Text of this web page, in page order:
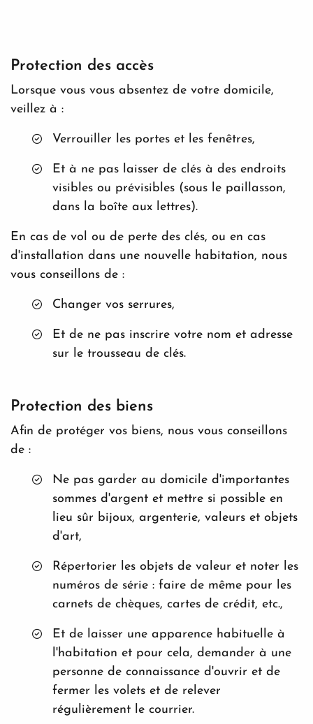
Protection des accès
Lorsque vous vous absentez de votre domicile,
veillez à :
Verrouiller les portes et les fenêtres,
Et à ne pas laisser de clés à des endroits
visibles ou prévisibles (sous le paillasson,
dans la boîte aux lettres).
En cas de vol ou de perte des clés, ou en cas
d'installation dans une nouvelle habitation, nous
vous conseillons de :
Changer vos serrures,
Et de ne pas inscrire votre nom et adresse
sur le trousseau de clés.
Protection des biens
Afin de protéger vos biens, nous vous conseillons
de :
Ne pas garder au domicile d'importantes
sommes d'argent et mettre si possible en
lieu sûr bijoux, argenterie, valeurs et objets
d'art,
Répertorier les objets de valeur et noter les
numéros de série : faire de même pour les
carnets de chèques, cartes de crédit, etc.,
Et de laisser une apparence habituelle à
l'habitation et pour cela, demander à une
personne de connaissance d'ouvrir et de
fermer les volets et de relever
régulièrement le courrier.